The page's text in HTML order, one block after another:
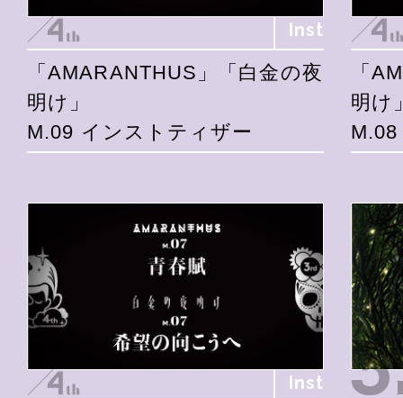
Inst
「AMARANTHUS」「白金の夜
明け」
M.09 インストティザー
「
明け
Inst